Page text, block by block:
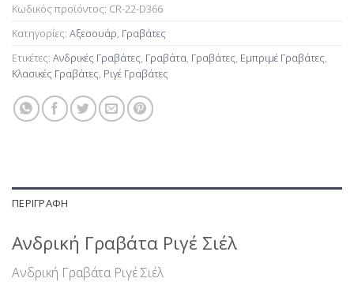
Κωδικός προϊόντος: CR-22-D366
Κατηγορίες: Αξεσουάρ, Γραβάτες
Ετικέτες: Ανδρικές Γραβάτες, Γραβάτα, Γραβάτες, Εμπριμέ Γραβάτες,
Κλασικές Γραβάτες, Ριγέ Γραβάτες
ΠΕΡΙΓΡΑΦΉ
Ανδρική Γραβάτα Ριγέ Σιέλ
Ανδρική Γραβάτα Ριγέ Σιέλ